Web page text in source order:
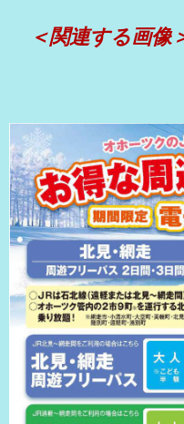
＜関連する画像